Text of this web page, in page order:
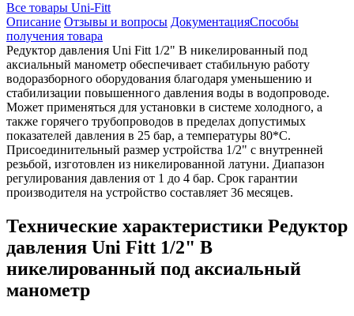
Все товары Uni-Fitt
Описание Отзывы и вопросы ДокументацияСпособы
получения товара
Редуктор давления Uni Fitt 1/2" В никелированный под
аксиальный манометр обеспечивает стабильную работу
водоразборного оборудования благодаря уменьшению и
стабилизации повышенного давления воды в водопроводе.
Может применяться для установки в системе холодного, а
также горячего трубопроводов в пределах допустимых
показателей давления в 25 бар, а температуры 80*С.
Присоединительный размер устройства 1/2" с внутренней
резьбой, изготовлен из никелированной латуни. Диапазон
регулирования давления от 1 до 4 бар. Срок гарантии
производителя на устройство составляет 36 месяцев.
Технические характеристики Редуктор
давления Uni Fitt 1/2" В
никелированный под аксиальный
манометр